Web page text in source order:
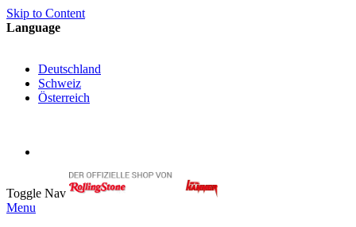
Skip to Content
Language
Deutschland
Schweiz
Österreich
Toggle Nav
Menu